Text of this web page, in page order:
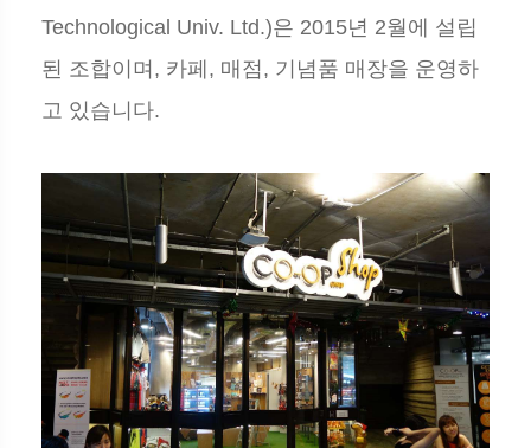
Technological Univ. Ltd.)은 2015년 2월에 설립
된 조합이며, 카페, 매점, 기념품 매장을 운영하
고 있습니다.